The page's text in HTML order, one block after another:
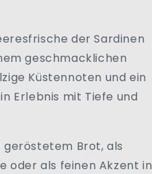
der Sardinen
geschmacklichen
Küstennoten und ein
Erlebnis mit Tiefe und
geröstetem Brot, als
oder als feinen Akzent in